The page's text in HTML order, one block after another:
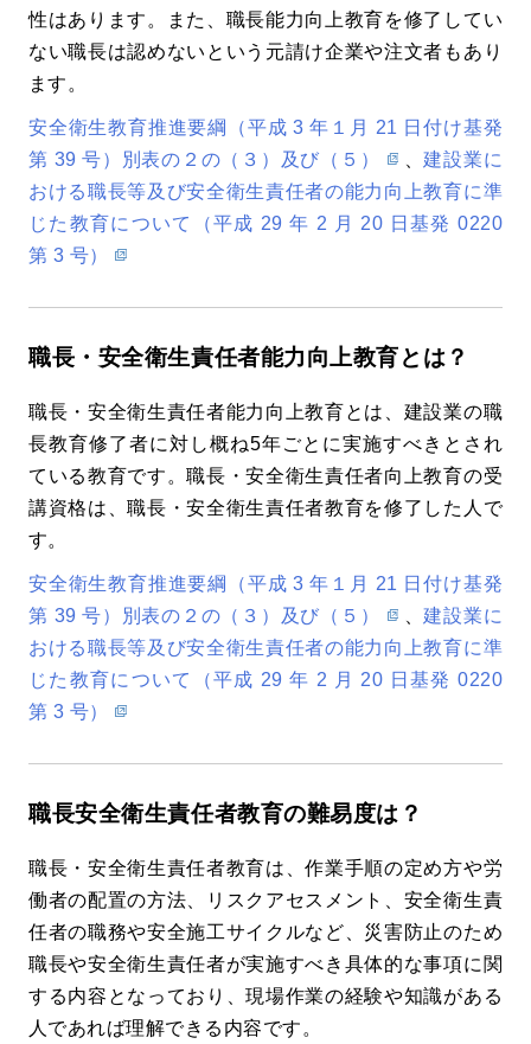
性はあります。また、職長能力向上教育を修了してい
ない職長は認めないという元請け企業や注文者もあり
ます。
安全衛生教育推進要綱（平成 3 年１月 21 日付け基発
第 39 号）別表の２の（３）及び（５）
、建設業に
おける職長等及び安全衛生責任者の能力向上教育に準
じた教育について（平成 29 年 2 月 20 日基発 0220
第 3 号）
職長・安全衛生責任者能力向上教育とは？
職長・安全衛生責任者能力向上教育とは、建設業の職
長教育修了者に対し概ね5年ごとに実施すべきとされ
ている教育です。職長・安全衛生責任者向上教育の受
講資格は、職長・安全衛生責任者教育を修了した人で
す。
安全衛生教育推進要綱（平成 3 年１月 21 日付け基発
第 39 号）別表の２の（３）及び（５）
、建設業に
おける職長等及び安全衛生責任者の能力向上教育に準
じた教育について（平成 29 年 2 月 20 日基発 0220
第 3 号）
職長安全衛生責任者教育の難易度は？
職長・安全衛生責任者教育は、作業手順の定め方や労
働者の配置の方法、リスクアセスメント、安全衛生責
任者の職務や安全施工サイクルなど、災害防止のため
職長や安全衛生責任者が実施すべき具体的な事項に関
する内容となっており、現場作業の経験や知識がある
人であれば理解できる内容です。